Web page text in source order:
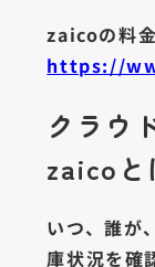
zaicoの料
https://
クラウ
zaicoと
いつ、誰が
庫状況を確